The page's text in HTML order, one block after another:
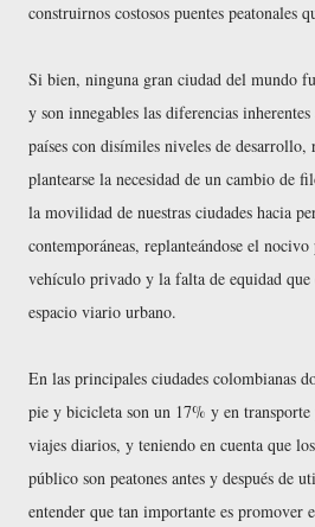
construirnos costosos puentes peatonales
Si bien, ninguna gran ciudad del mundo
y son innegables las diferencias
países con disímiles niveles de
plantearse la necesidad de un cambio de
la movilidad de nuestras ciudades hacia
contemporáneas, replanteándose el
vehículo privado y la falta de equidad
espacio viario urbano.
En las principales ciudades colombianas
pie y bicicleta son un 17% y en
viajes diarios, y teniendo en cuenta que
público son peatones antes y después de
entender que tan importante es promover